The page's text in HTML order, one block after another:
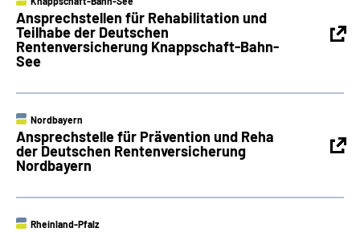
Ansprechstellen für Rehabilitation und
Teilhabe der Deutschen
Rentenversicherung Knappschaft-Bahn-
See
Nordbayern
Ansprechstelle für Prävention und Reha
der Deutschen Rentenversicherung
Nordbayern
Rheinland-Pfalz